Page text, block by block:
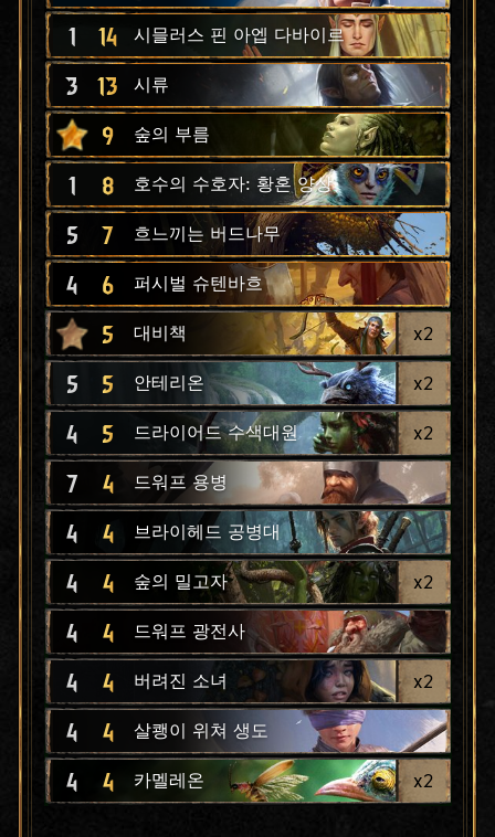
1 14 시믈러스 핀 아엡 다바이르
3 13 시류
9 숲의 부름
1 8 호수의 수호자: 황혼 양상
5 7 흐느끼는 버드나무
4 6 퍼시벌 슈텐바흐
5 대비책 x2
5 5 안테리온 x2
4 5 드라이어드 수색대원 x2
7 4 드워프 용병
4 4 브라이헤드 공병대
4 4 숲의 밀고자 x2
4 4 드워프 광전사
4 4 버려진 소녀 x2
4 4 살쾡이 위쳐 생도
4 4 카멜레온 x2